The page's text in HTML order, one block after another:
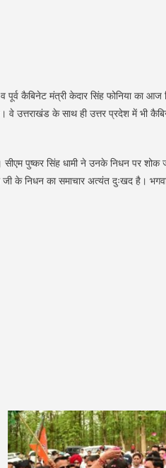
पूर्व कैबिनेट मंत्री केदार सिंह फोनिया का
उत्तराखंड के साथ ही उत्तर प्रदेश में भी
पुष्कर सिंह धामी ने उनके निधन पर शोक
जी के निधन का समाचार अत्यंत दुःखद है।